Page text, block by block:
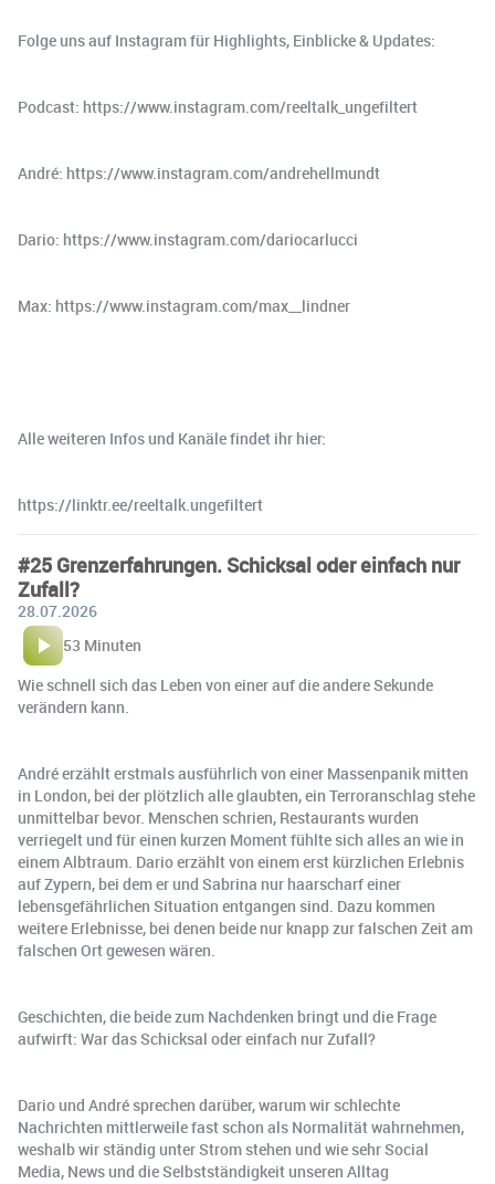
Folge uns auf Instagram für Highlights, Einblicke & Updates:
Podcast: https://www.instagram.com/reeltalk_ungefiltert
André: https://www.instagram.com/andrehellmundt
Dario: https://www.instagram.com/dariocarlucci
Max: https://www.instagram.com/max__lindner
Alle weiteren Infos und Kanäle findet ihr hier:
https://linktr.ee/reeltalk.ungefiltert
#25 Grenzerfahrungen. Schicksal oder einfach nur
Zufall?
28.07.2026
53 Minuten
Wie schnell sich das Leben von einer auf die andere Sekunde
verändern kann.
André erzählt erstmals ausführlich von einer Massenpanik mitten
in London, bei der plötzlich alle glaubten, ein Terroranschlag stehe
unmittelbar bevor. Menschen schrien, Restaurants wurden
verriegelt und für einen kurzen Moment fühlte sich alles an wie in
einem Albtraum. Dario erzählt von einem erst kürzlichen Erlebnis
auf Zypern, bei dem er und Sabrina nur haarscharf einer
lebensgefährlichen Situation entgangen sind. Dazu kommen
weitere Erlebnisse, bei denen beide nur knapp zur falschen Zeit am
falschen Ort gewesen wären.
Geschichten, die beide zum Nachdenken bringt und die Frage
aufwirft: War das Schicksal oder einfach nur Zufall?
Dario und André sprechen darüber, warum wir schlechte
Nachrichten mittlerweile fast schon als Normalität wahrnehmen,
weshalb wir ständig unter Strom stehen und wie sehr Social
Media, News und die Selbstständigkeit unseren Alltag